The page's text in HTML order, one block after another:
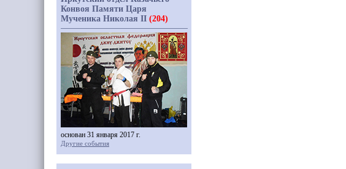
Конвоя Памяти Царя
Мученика Николая II (204)
основан 31 января 2017 г.
Другие события